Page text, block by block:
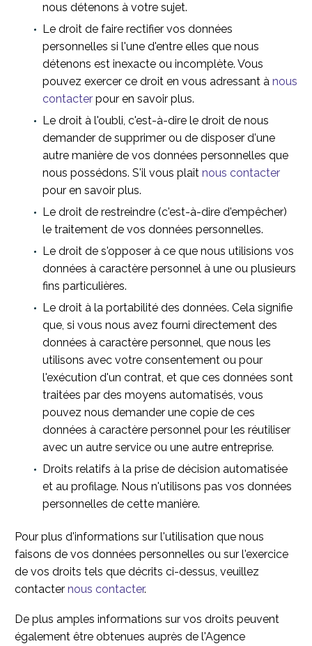
nous détenons à votre sujet.
Le droit de faire rectifier vos données
personnelles si l'une d'entre elles que nous
détenons est inexacte ou incomplète. Vous
pouvez exercer ce droit en vous adressant à nous
contacter pour en savoir plus.
Le droit à l'oubli, c'est-à-dire le droit de nous
demander de supprimer ou de disposer d'une
autre manière de vos données personnelles que
nous possédons. S'il vous plaît nous contacter
pour en savoir plus.
Le droit de restreindre (c'est-à-dire d'empêcher)
le traitement de vos données personnelles.
Le droit de s'opposer à ce que nous utilisions vos
données à caractère personnel à une ou plusieurs
fins particulières.
Le droit à la portabilité des données. Cela signifie
que, si vous nous avez fourni directement des
données à caractère personnel, que nous les
utilisons avec votre consentement ou pour
l'exécution d'un contrat, et que ces données sont
traitées par des moyens automatisés, vous
pouvez nous demander une copie de ces
données à caractère personnel pour les réutiliser
avec un autre service ou une autre entreprise.
Droits relatifs à la prise de décision automatisée
et au profilage. Nous n'utilisons pas vos données
personnelles de cette manière.
Pour plus d'informations sur l'utilisation que nous
faisons de vos données personnelles ou sur l'exercice
de vos droits tels que décrits ci-dessus, veuillez
contacter nous contacter.
De plus amples informations sur vos droits peuvent
également être obtenues auprès de l'Agence